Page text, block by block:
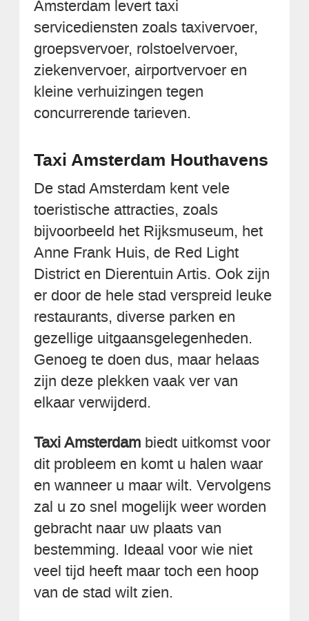
Amsterdam levert taxi
servicediensten zoals taxivervoer,
groepsvervoer, rolstoelvervoer,
ziekenvervoer, airportvervoer en
kleine verhuizingen tegen
concurrerende tarieven.
Taxi Amsterdam Houthavens
De stad Amsterdam kent vele
toeristische attracties, zoals
bijvoorbeeld het Rijksmuseum, het
Anne Frank Huis, de Red Light
District en Dierentuin Artis. Ook zijn
er door de hele stad verspreid leuke
restaurants, diverse parken en
gezellige uitgaansgelegenheden.
Genoeg te doen dus, maar helaas
zijn deze plekken vaak ver van
elkaar verwijderd.
Taxi Amsterdam biedt uitkomst voor
dit probleem en komt u halen waar
en wanneer u maar wilt. Vervolgens
zal u zo snel mogelijk weer worden
gebracht naar uw plaats van
bestemming. Ideaal voor wie niet
veel tijd heeft maar toch een hoop
van de stad wilt zien.